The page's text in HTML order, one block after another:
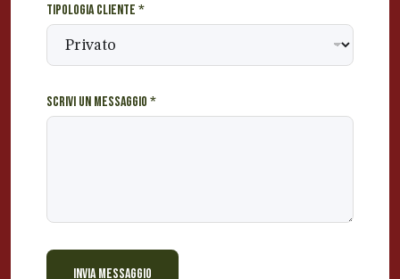
Tipologia cliente *
Scrivi un messaggio *
INVIA MESSAGGIO